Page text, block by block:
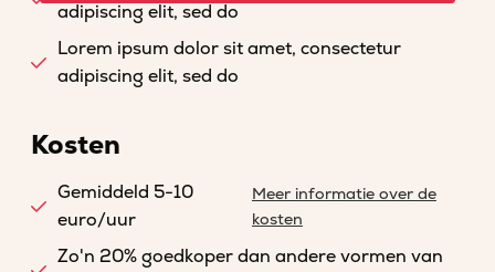
adipiscing elit, sed do
Lorem ipsum dolor sit amet, consectetur
adipiscing elit, sed do
Kosten
Gemiddeld 5-10
euro/uur
Meer informatie over de
kosten
Zo'n 20% goedkoper dan andere vormen van